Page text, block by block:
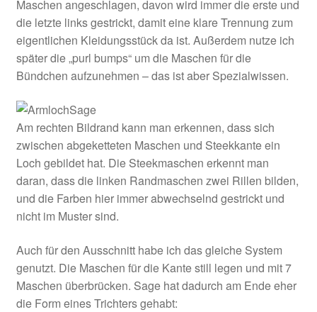
Maschen angeschlagen, davon wird immer die erste und
die letzte links gestrickt, damit eine klare Trennung zum
eigentlichen Kleidungsstück da ist. Außerdem nutze ich
später die „purl bumps“ um die Maschen für die
Bündchen aufzunehmen – das ist aber Spezialwissen.
Am rechten Bildrand kann man erkennen, dass sich
zwischen abgeketteten Maschen und Steekkante ein
Loch gebildet hat. Die Steekmaschen erkennt man
daran, dass die linken Randmaschen zwei Rillen bilden,
und die Farben hier immer abwechselnd gestrickt und
nicht im Muster sind.
Auch für den Ausschnitt habe ich das gleiche System
genutzt. Die Maschen für die Kante still legen und mit 7
Maschen überbrücken. Sage hat dadurch am Ende eher
die Form eines Trichters gehabt: